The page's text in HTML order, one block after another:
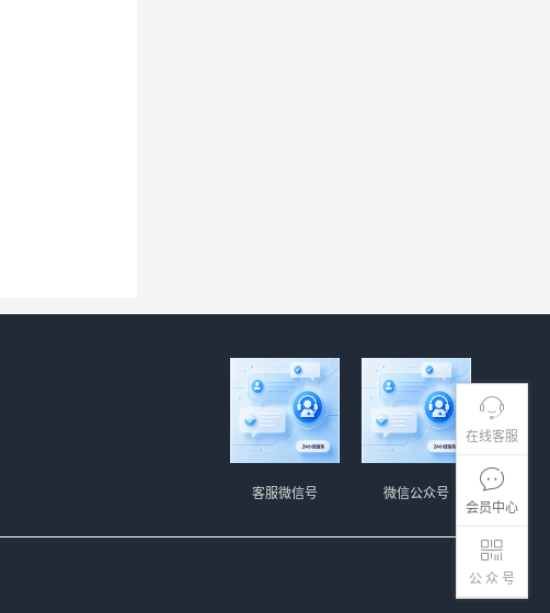
在线客服
会员中心
公 众 号
微信公众号
客服微信号